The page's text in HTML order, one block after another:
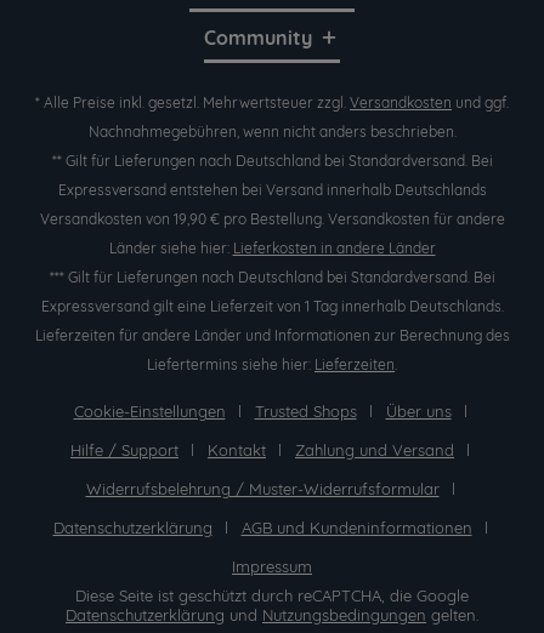
Community
* Alle Preise inkl. gesetzl. Mehrwertsteuer zzgl. Versandkosten und ggf.
Nachnahmegebühren, wenn nicht anders beschrieben.
** Gilt für Lieferungen nach Deutschland bei Standardversand. Bei
Expressversand entstehen bei Versand innerhalb Deutschlands
Versandkosten von 19,90 € pro Bestellung. Versandkosten für andere
Länder siehe hier: Lieferkosten in andere Länder
*** Gilt für Lieferungen nach Deutschland bei Standardversand. Bei
Expressversand gilt eine Lieferzeit von 1 Tag innerhalb Deutschlands.
Lieferzeiten für andere Länder und Informationen zur Berechnung des
Liefertermins siehe hier: Lieferzeiten.
Cookie-Einstellungen Trusted Shops
Über uns
Hilfe / Support
Kontakt
Zahlung und Versand
Widerrufsbelehrung / Muster-Widerrufsformular
Datenschutzerklärung
AGB und Kundeninformationen
Impressum
Diese Seite ist geschützt durch reCAPTCHA, die Google
Datenschutzerklärung und Nutzungsbedingungen gelten.